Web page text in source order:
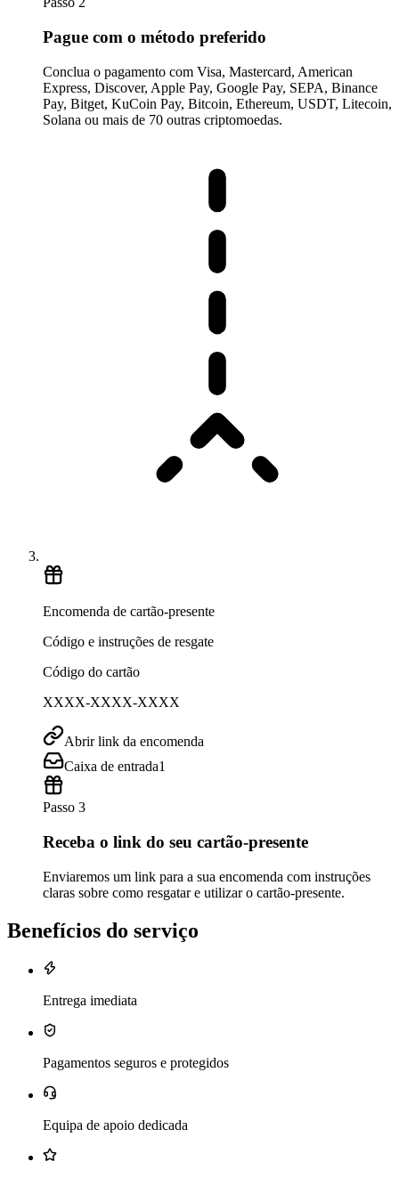
Pague com o método preferido
Conclua o pagamento com Visa, Mastercard, American
Express, Discover, Apple Pay, Google Pay, SEPA, Binance
Pay, Bitget, KuCoin Pay, Bitcoin, Ethereum, USDT, Litecoin,
Solana ou mais de 70 outras criptomoedas.
Encomenda de cartão-presente
Código e instruções de resgate
Código do cartão
XXXX-XXXX-XXXX
Abrir link da encomenda
Caixa de entrada1
Passo 3
Receba o link do seu cartão-presente
Enviaremos um link para a sua encomenda com instruções
claras sobre como resgatar e utilizar o cartão-presente.
Benefícios do serviço
Entrega imediata
Pagamentos seguros e protegidos
Equipa de apoio dedicada